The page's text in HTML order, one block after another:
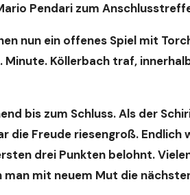
Pendari zum
nun ein offenes Spiel mit
Minute. Köllerbach traf,
bis zum Schluss. Als der
die Freude riesengroß. Endlich
drei Punkten belohnt.
mit neuem Mut die